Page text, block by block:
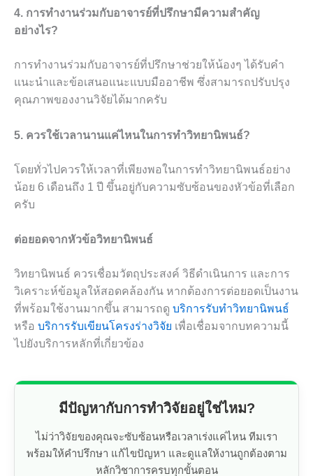
4. การทำงานร่วมกับอาจารย์ที่ปรึกษามีความสำคัญ
อย่างไร?
การทำงานร่วมกับอาจารย์ที่ปรึกษาช่วยให้น้องๆ ได้รับคำ
แนะนำและข้อเสนอแนะแบบมืออาชีพ ซึ่งสามารถปรับปรุง
คุณภาพของงานวิจัยได้มากครับ
5. ควรใช้เวลานานแค่ไหนในการทำวิทยานิพนธ์?
โดยทั่วไปควรให้เวลาที่เพียงพอในการทำวิทยานิพนธ์อย่าง
น้อย 6 เดือนถึง 1 ปี ขึ้นอยู่กับความซับซ้อนของหัวข้อที่เลือก
ครับ
ต่อยอดจากหัวข้อวิทยานิพนธ์
วิทยานิพนธ์ ควรเชื่อมวัตถุประสงค์ วิธีดำเนินการ และการ
วิเคราะห์ข้อมูลให้สอดคล้องกัน หากต้องการต่อยอดเป็นงาน
ที่พร้อมใช้งานมากขึ้น สามารถดู บริการรับทำวิทยานิพนธ์
หรือ บริการรับเขียนโครงร่างวิจัย เพื่อเชื่อมจากบทความนี้
ไปยังบริการหลักที่เกี่ยวข้อง
มีปัญหากับการทำวิจัยอยู่ใช่ไหม?
ไม่ว่าวิจัยของคุณจะซับซ้อนหรือเวลาเร่งแค่ไหน ทีมเรา
พร้อมให้คำปรึกษา แก้ไขปัญหา และดูแลให้งานถูกต้องตาม
หลักวิชาการครบทุกขั้นตอน